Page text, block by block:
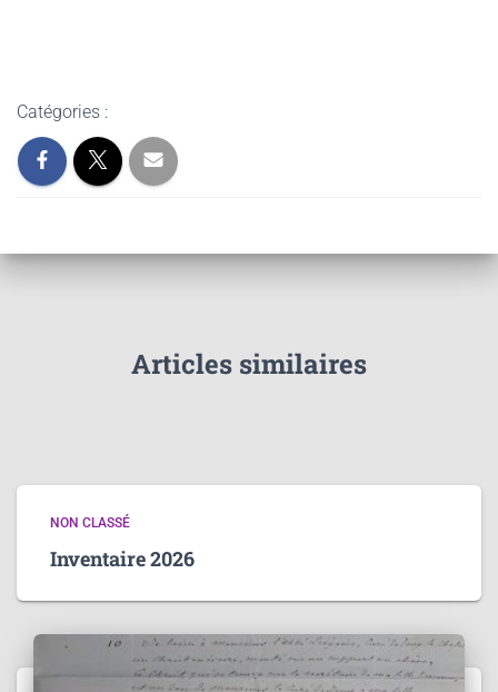
Catégories :
Articles similaires
NON CLASSÉ
Inventaire 2026